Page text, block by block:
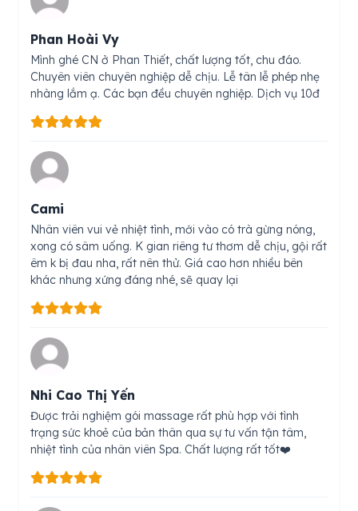
Phan Hoài Vy
Mình ghé CN ở Phan Thiết, chất lượng tốt, chu đáo.
Chuyên viên chuyên nghiệp dễ chịu. Lễ tân lễ phép nhẹ
nhàng lắm ạ. Các bạn đều chuyên nghiệp. Dịch vụ 10đ
Cami
Nhân viên vui vẻ nhiệt tình, mới vào có trà gừng nóng,
xong có sâm uống. K gian riêng tư thơm dễ chịu, gội rất
êm k bị đau nha, rất nên thử. Giá cao hơn nhiều bên
khác nhưng xứng đáng nhé, sẽ quay lại
Nhi Cao Thị Yến
Được trải nghiệm gói massage rất phù hợp với tình
trạng sức khoẻ của bản thân qua sự tư vấn tận tâm,
nhiệt tình của nhân viên Spa. Chất lượng rất tốt❤️